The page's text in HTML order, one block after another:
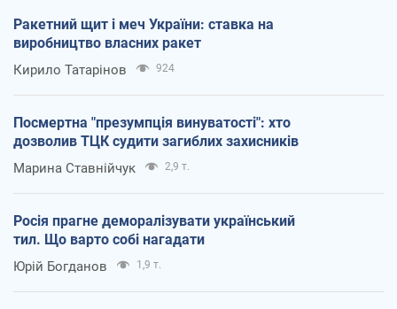
Ракетний щит і меч України: ставка на
виробництво власних ракет
Кирило Татарінов 924
Посмертна "презумпція винуватості": хто
дозволив ТЦК судити загиблих захисників
Марина Ставнійчук 2,9 т.
Росія прагне деморалізувати український
тил. Що варто собі нагадати
Юрій Богданов 1,9 т.